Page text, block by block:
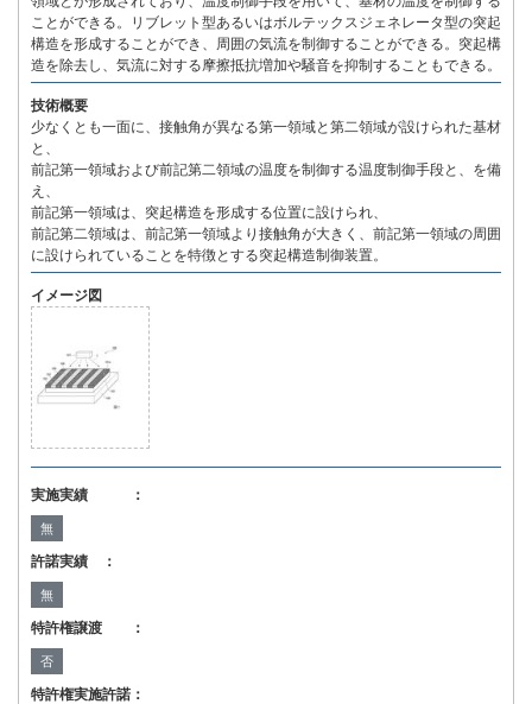
ことができる。リブレット型あるいはボルテックスジェネレータ型の突起
構造を形成することができ、周囲の気流を制御することができる。突起構
造を除去し、気流に対する摩擦抵抗増加や騒音を抑制することもできる。
技術概要
少なくとも一面に、接触角が異なる第一領域と第二領域が設けられた基材
と、
前記第一領域および前記第二領域の温度を制御する温度制御手段と、を備
え、
前記第一領域は、突起構造を形成する位置に設けられ、
前記第二領域は、前記第一領域より接触角が大きく、前記第一領域の周囲
に設けられていることを特徴とする突起構造制御装置。
イメージ図
実施実績 ：
無
許諾実績 ：
無
特許権譲渡 ：
否
特許権実施許諾：